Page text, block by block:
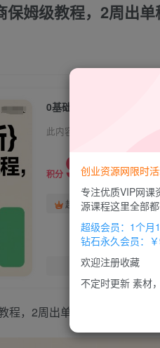
姆级教程，2周出单
0基础掘金俄罗斯，
此内容为付费资源，请付费
积分 9.9
超级会员免费 钻
您当
，2周出单稳了
创业资源网限时
专注优质VIP网课
源课程这里全部
超级会员：1个月
钻石永久会员：
欢迎注册收藏
不定时更新 素材